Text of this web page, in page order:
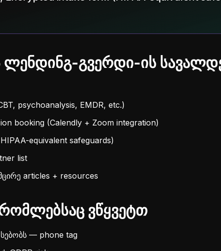
გვერდი-ის
psychoanalysis, EMDR, etc.)
booking (Calendly + Zoom integration)
equivalent safeguards)
list
articles + resources
ვწყვეტთ
— phone tag